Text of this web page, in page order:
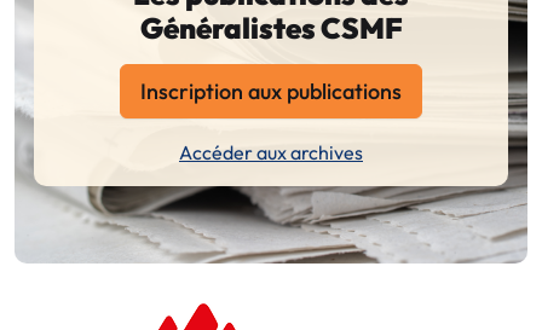
Généralistes CSMF
Inscription aux publications
Accéder aux archives